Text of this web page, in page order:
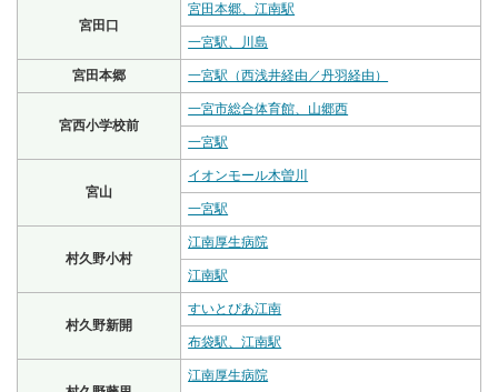
宮田口
宮田本郷、江南駅
一宮駅、川島
宮田本郷 一宮駅（西浅井経由／丹羽経由）
宮西小学校前
一宮市総合体育館、山郷西
一宮駅
宮山
イオンモール木曽川
一宮駅
村久野小村
江南厚生病院
江南駅
村久野新開
すいとぴあ江南
布袋駅、江南駅
江南厚生病院